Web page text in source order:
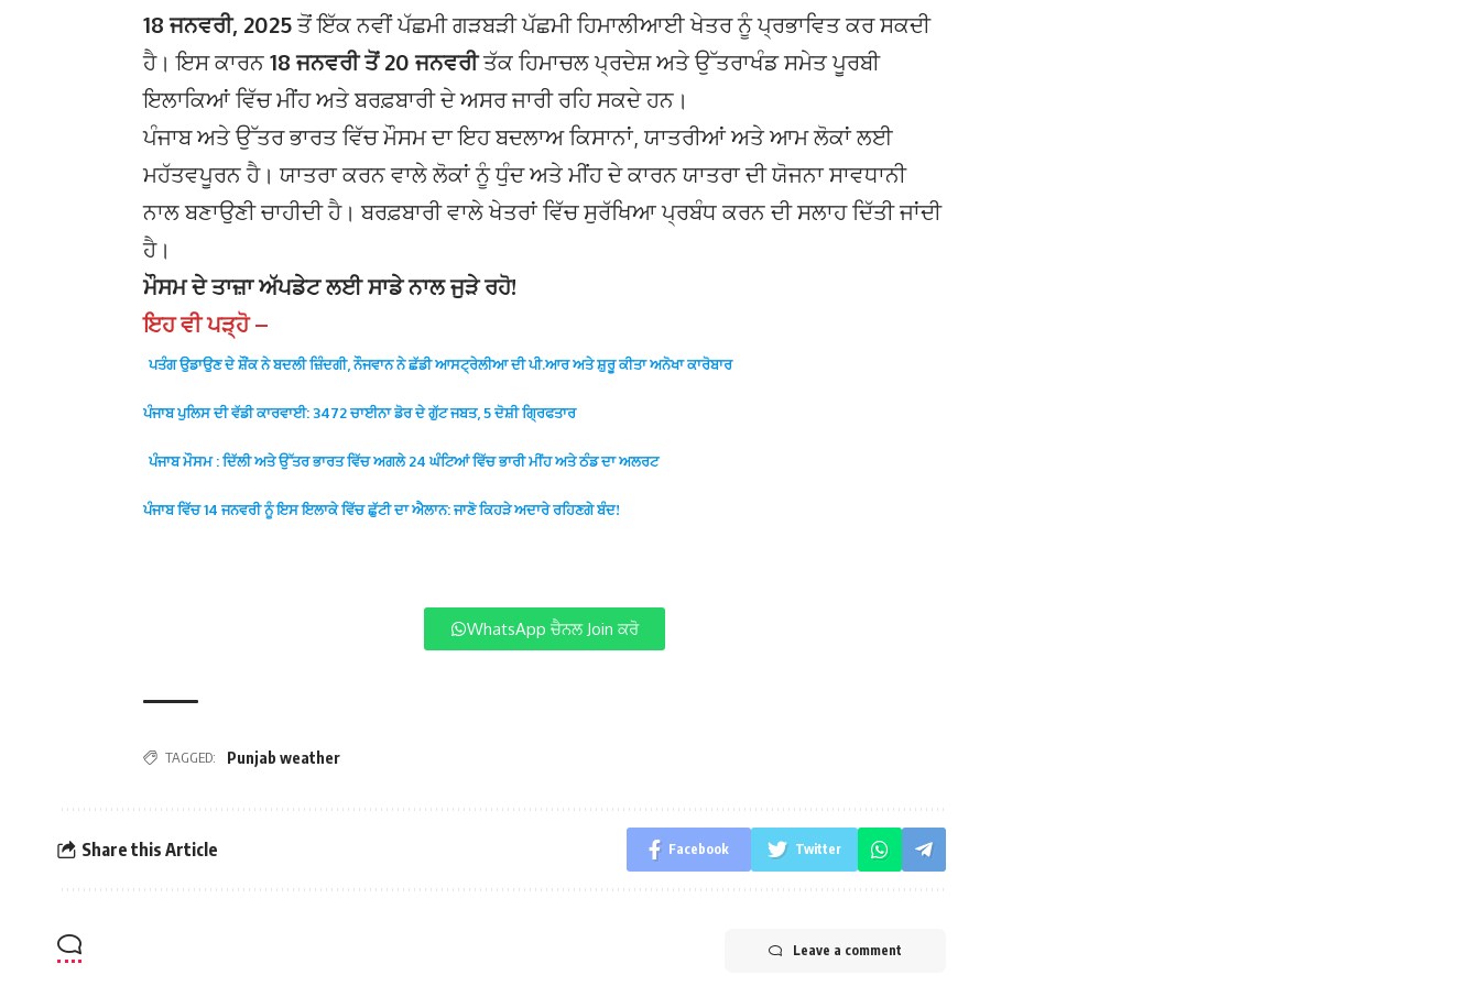
18 ਜਨਵਰੀ, 2025ਤੋਂ ਇੱਕ ਨਵੀਂ ਪੱਛਮੀ ਗੜਬੜੀ ਪੱਛਮੀ ਹਿਮਾਲੀਆਈ ਖੇਤਰ ਨੂੰ ਪ੍ਰਭਾਵਿਤ ਕਰ ਸਕਦੀ
ਹੈ। ਇਸ ਕਾਰਨ18 ਜਨਵਰੀ ਤੋਂ 20 ਜਨਵਰੀਤੱਕ ਹਿਮਾਚਲ ਪ੍ਰਦੇਸ਼ ਅਤੇ ਉੱਤਰਾਖੰਡ ਸਮੇਤ ਪੂਰਬੀ
ਇਲਾਕਿਆਂ ਵਿੱਚ ਮੀਂਹ ਅਤੇ ਬਰਫ਼ਬਾਰੀ ਦੇ ਅਸਰ ਜਾਰੀ ਰਹਿ ਸਕਦੇ ਹਨ।
ਪੰਜਾਬ ਅਤੇ ਉੱਤਰ ਭਾਰਤ ਵਿੱਚ ਮੌਸਮ ਦਾ ਇਹ ਬਦਲਾਅ ਕਿਸਾਨਾਂ, ਯਾਤਰੀਆਂ ਅਤੇ ਆਮ ਲੋਕਾਂ ਲਈ
ਮਹੱਤਵਪੂਰਨ ਹੈ। ਯਾਤਰਾ ਕਰਨ ਵਾਲੇ ਲੋਕਾਂ ਨੂੰ ਧੁੰਦ ਅਤੇ ਮੀਂਹ ਦੇ ਕਾਰਨ ਯਾਤਰਾ ਦੀ ਯੋਜਨਾ ਸਾਵਧਾਨੀ
ਨਾਲ ਬਣਾਉਣੀ ਚਾਹੀਦੀ ਹੈ। ਬਰਫ਼ਬਾਰੀ ਵਾਲੇ ਖੇਤਰਾਂ ਵਿੱਚ ਸੁਰੱਖਿਆ ਪ੍ਰਬੰਧ ਕਰਨ ਦੀ ਸਲਾਹ ਦਿੱਤੀ ਜਾਂਦੀ
ਹੈ।
ਮੌਸਮ ਦੇ ਤਾਜ਼ਾ ਅੱਪਡੇਟ ਲਈ ਸਾਡੇ ਨਾਲ ਜੁੜੇ ਰਹੋ!
ਇਹ ਵੀ ਪੜ੍ਹੋ –
ਪਤੰਗ ਉਡਾਉਣ ਦੇ ਸ਼ੌਂਕ ਨੇ ਬਦਲੀ ਜ਼ਿੰਦਗੀ, ਨੌਜਵਾਨ ਨੇ ਛੱਡੀ ਆਸਟ੍ਰੇਲੀਆ ਦੀ ਪੀ.ਆਰ ਅਤੇ ਸ਼ੁਰੂ ਕੀਤਾ ਅਨੋਖਾ ਕਾਰੋਬਾਰ
ਪੰਜਾਬ ਪੁਲਿਸ ਦੀ ਵੱਡੀ ਕਾਰਵਾਈ: 3472 ਚਾਈਨਾ ਡੋਰ ਦੇ ਗੁੱਟ ਜਬਤ, 5 ਦੋਸ਼ੀ ਗ੍ਰਿਫਤਾਰ
ਪੰਜਾਬ ਮੌਸਮ : ਦਿੱਲੀ ਅਤੇ ਉੱਤਰ ਭਾਰਤ ਵਿੱਚ ਅਗਲੇ 24 ਘੰਟਿਆਂ ਵਿੱਚ ਭਾਰੀ ਮੀਂਹ ਅਤੇ ਠੰਡ ਦਾ ਅਲਰਟ
ਪੰਜਾਬ ਵਿੱਚ 14 ਜਨਵਰੀ ਨੂੰ ਇਸ ਇਲਾਕੇ ਵਿੱਚ ਛੁੱਟੀ ਦਾ ਐਲਾਨ: ਜਾਣੋ ਕਿਹੜੇ ਅਦਾਰੇ ਰਹਿਣਗੇ ਬੰਦ!
WhatsApp ਚੈਨਲ Join ਕਰੋ
TAGGED: Punjab weather
Share this Article Facebook Twitter
Leave a comment